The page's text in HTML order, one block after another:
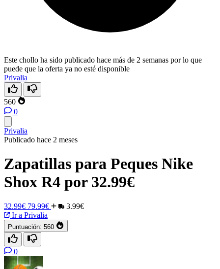
Este chollo ha sido publicado hace más de 2 semanas por lo que
puede que la oferta ya no esté disponible
Privalia
560
0
Privalia
Publicado hace 2 meses
Zapatillas para Peques Nike
Shox R4 por 32.99€
32.99€ 79.99€
3.99€
Ir a Privalia
Puntuación: 560
0